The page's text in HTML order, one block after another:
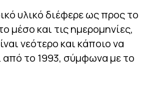
υλικό διέφερε ως προς το
μέσο και τις ημερομηνίες,
νεότερο και κάποιο να
από το 1993, σύμφωνα με το